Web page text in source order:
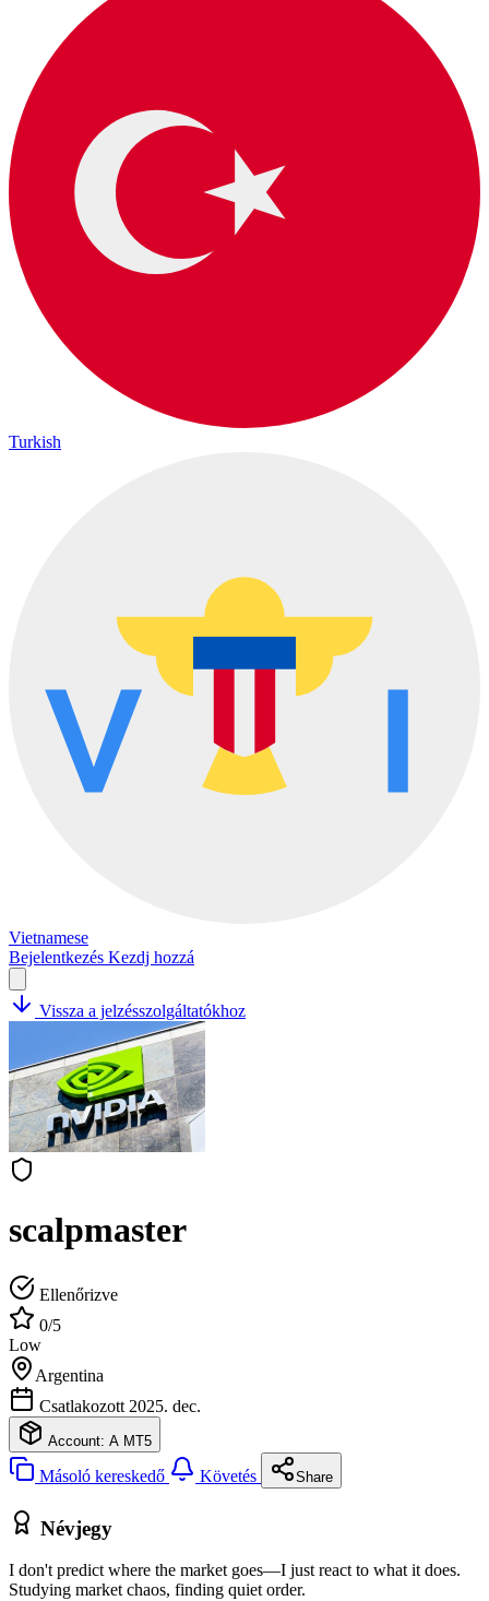
Turkish
Vietnamese
Bejelentkezés Kezdj hozzá
Vissza a jelzésszolgáltatókhoz
scalpmaster
Ellenőrizve
0/5
Low
Argentina
Csatlakozott 2025. dec.
Account: A MT5
Másoló kereskedő Követés Share
Névjegy
I don't predict where the market goes—I just react to what it does.
Studying market chaos, finding quiet order.